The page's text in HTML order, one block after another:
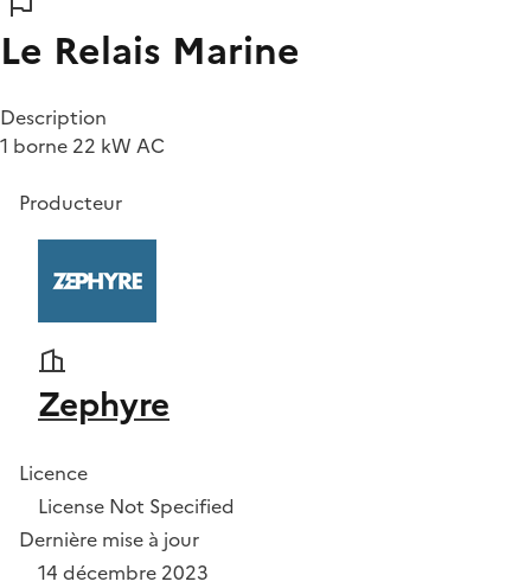
Le Relais Marine
Description
1 borne 22 kW AC
Producteur
Zephyre
Licence
License Not Specified
Dernière mise à jour
14 décembre 2023